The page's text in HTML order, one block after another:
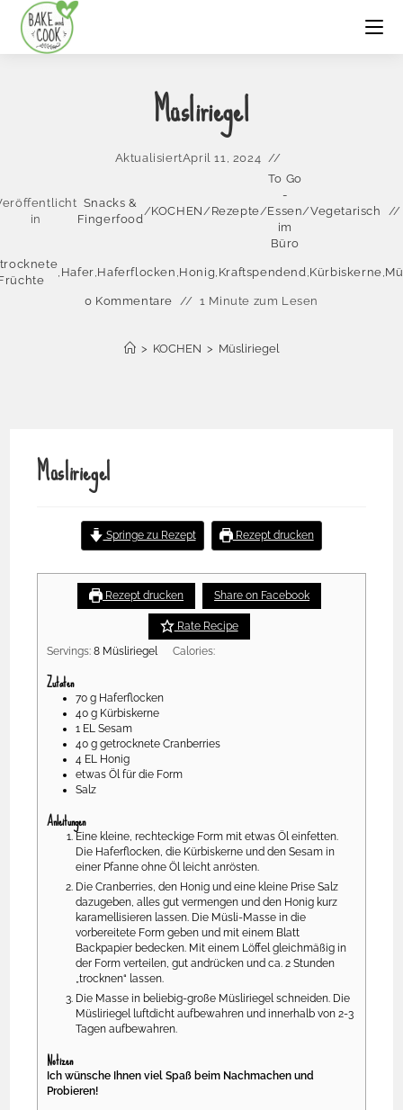
Müsliriegel
AktualisiertApril 11, 2024
in
Snacks &
Fingerfood
/KOCHEN/Rezepte/
To Go
-
Essen
im
Büro
/Vegetarisch
, Hafer,Haferflocken ,Honig, Kraftspendend,Kürbiskerne,
0 Kommentare 1 Minute zum Lesen
> KOCHEN > Müsliriegel
Müsliriegel
Springe zu Rezept Rezept drucken
Rezept drucken Share on Facebook
Rate Recipe
Servings:8 Müsliriegel Calories:
Zutaten
70 g Haferflocken
40 g Kürbiskerne
1 EL Sesam
40 g getrocknete Cranberries
4 EL Honig
etwas Öl für die Form
Salz
Anleitungen
Eine kleine, rechteckige Form mit etwas Öl einfetten.
Die Haferflocken, die Kürbiskerne und den Sesam in
einer Pfanne ohne Öl leicht anrösten.
Die Cranberries, den Honig und eine kleine Prise Salz
dazugeben, alles gut vermengen und den Honig kurz
karamellisieren lassen. Die Müsli-Masse in die
vorbereitete Form geben und mit einem Blatt
Backpapier bedecken. Mit einem Löffel gleichmäßig in
der Form verteilen, gut andrücken und ca. 2 Stunden
„trocknen“ lassen.
Die Masse in beliebig-große Müsliriegel schneiden. Die
Müsliriegel luftdicht aufbewahren und innerhalb von 2-3
Tagen aufbewahren.
Notizen
Ich wünsche Ihnen viel Spaß beim Nachmachen und
Probieren!